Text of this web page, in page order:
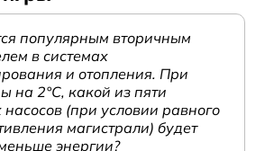
популярным вторичным
в системах
и отопления. При
на 2°С, какой из пяти
(при условии равного
магистрали) будет
энергии?